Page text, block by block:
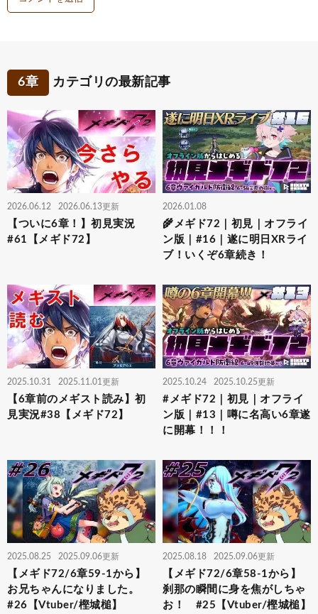
6章 カテゴリの最新記事
2026.06.12 2026.06.13更新
【ついに6章！】初見実況
#61【メギド72】
2026.01.08
🌾メギド72｜初見｜オフライ
ン版｜#16｜遂に明日XRライ
ブ！いくぞ6章続き！
2025.10.31 2025.11.01更新
【6章前のメギスト読み】初
見実況#38【メギド72】
2025.10.24 2025.10.25更新
#メギド72｜初見｜オフライ
ン版｜#13｜噂に名高い6章遂
に開幕！！！
2025.08.25 2025.09.06更新
【メギド72/6章59-1から】
お兄ちゃんになりました。
#26【Vtuber/樫城槌】
2025.08.18 2025.09.06更新
【メギド72/6章58-1から】
刹那の瞬間に身を焦がしちゃ
お！ #25【Vtuber/樫城槌】